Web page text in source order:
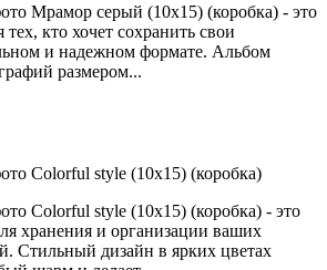
Мрамор серый (10х15) (коробка) - это
кто хочет сохранить свои
и надежном формате. Альбом
размером...
Colorful style (10х15) (коробка)
Colorful style (10х15) (коробка) - это
хранения и организации ваших
Стильный дизайн в ярких цветах